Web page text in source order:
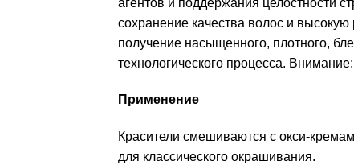
сохранение качества волос и
получение насыщенного, плотного,
технологического процесса.
Применение
Красители смешиваются с окси-
для классического окрашивания.